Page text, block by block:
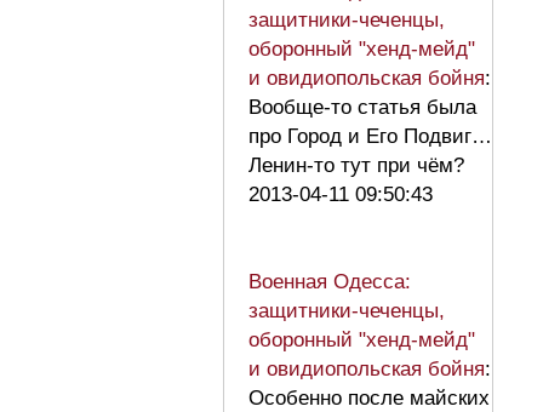
защитники-чеченцы,
оборонный "хенд-мейд"
и овидиопольская бойня:
Вообще-то статья была
про Город и Его Подвиг…
Ленин-то тут при чём?
2013-04-11 09:50:43
Военная Одесса:
защитники-чеченцы,
оборонный "хенд-мейд"
и овидиопольская бойня:
Особенно после майских